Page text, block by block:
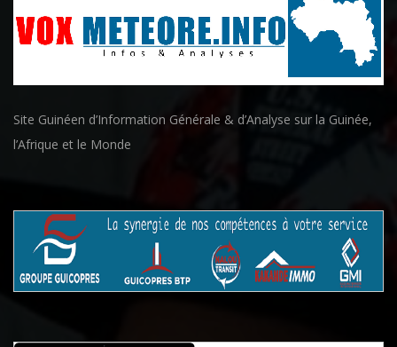
Site Guinéen d’Information Générale & d’Analyse sur la Guinée,
l’Afrique et le Monde